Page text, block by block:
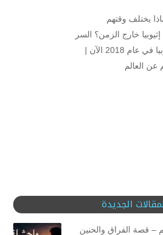
2018 الآن لماذا يختلف وقتهم
إثيوبيا خارج الزمن؟ السر
الحقيقي وراء اختلاف... إثيوبيا في عام 2018 الآن |
عن العالم
الجديدة
– قصة الفراق والحنين